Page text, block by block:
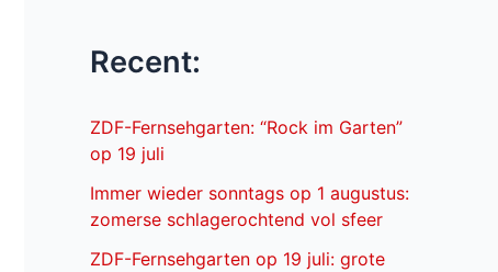
Recent:
ZDF-Fernsehgarten: “Rock im Garten”
op 19 juli
Immer wieder sonntags op 1 augustus:
zomerse schlagerochtend vol sfeer
ZDF-Fernsehgarten op 19 juli: grote